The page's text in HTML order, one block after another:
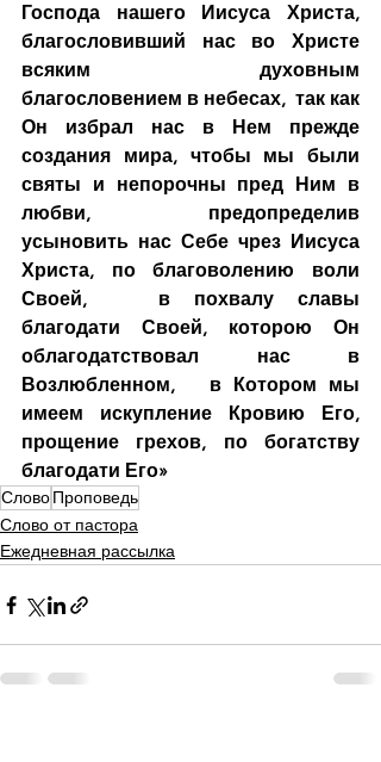
Господа нашего Иисуса Христа,
благословивший нас во Христе
всяким духовным
благословением в небесах,  так как
Он избрал нас в Нем прежде
создания мира, чтобы мы были
святы и непорочны пред Ним в
любви,  предопределив
усыновить нас Себе чрез Иисуса
Христа, по благоволению воли
Своей,   в похвалу славы
благодати Своей, которою Он
облагодатствовал нас в
Возлюбленном,   в Котором мы
имеем искупление Кровию Его,
прощение грехов, по богатству
благодати Его»
СловоПроповедь
Слово от пастора
Ежедневная рассылка